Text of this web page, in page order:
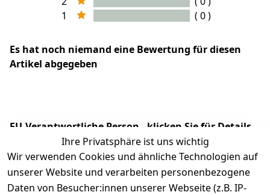
1
( 0 )
Es hat noch niemand eine Bewertung für diesen
Artikel abgegeben
EU-Verantwortliche Person - klicken Sie für Details
Ihre Privatsphäre ist uns wichtig
Wir verwenden Cookies und ähnliche Technologien auf
unserer Website und verarbeiten personenbezogene
Daten von Besucher:innen unserer Webseite (z.B. IP-